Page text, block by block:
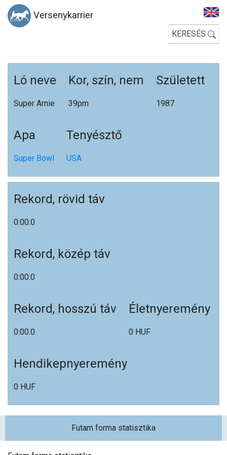
Versenykarrier
KERESÉS
Ló neve
Super Arnie
Kor, szín, nem
39pm
Született
1987
Apa
Super Bowl
Tenyésztő
USA
Rekord, rövid táv
0:00.0
Rekord, közép táv
0:00.0
Rekord, hosszú táv
0:00.0
Életnyeremény
0 HUF
Hendikepnyeremény
0 HUF
Futam forma statisztika